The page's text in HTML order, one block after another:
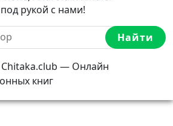
рукой с нами!
Найти
— Онлайн
книг